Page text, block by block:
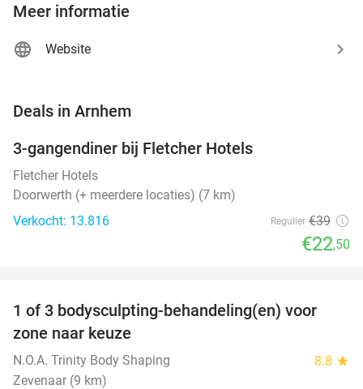
Meer informatie
Website
Deals in Arnhem
3-gangendiner bij Fletcher Hotels
Fletcher Hotels
Doorwerth (+ meerdere locaties) (7 km)
Verkocht: 13.816
Regulier €39
€22,50
71%
TODAY
1 of 3 bodysculpting-behandeling(en) voor
zone naar keuze
N.O.A. Trinity Body Shaping 8.8 star
Zevenaar (9 km)